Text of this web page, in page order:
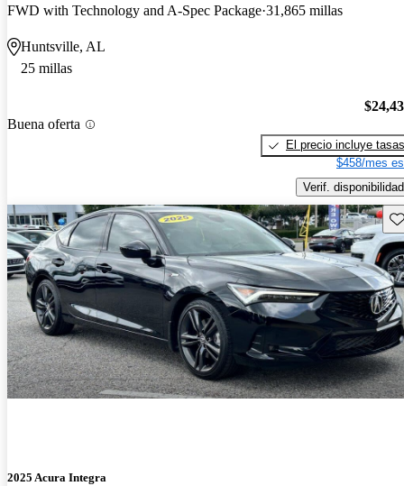
FWD with Technology and A-Spec Package 31,865 millas
Huntsville, AL
25 millas
Buena oferta
El precio incluye tasas
$458/mes
Verif. disponibilidad
2025 Acura Integra